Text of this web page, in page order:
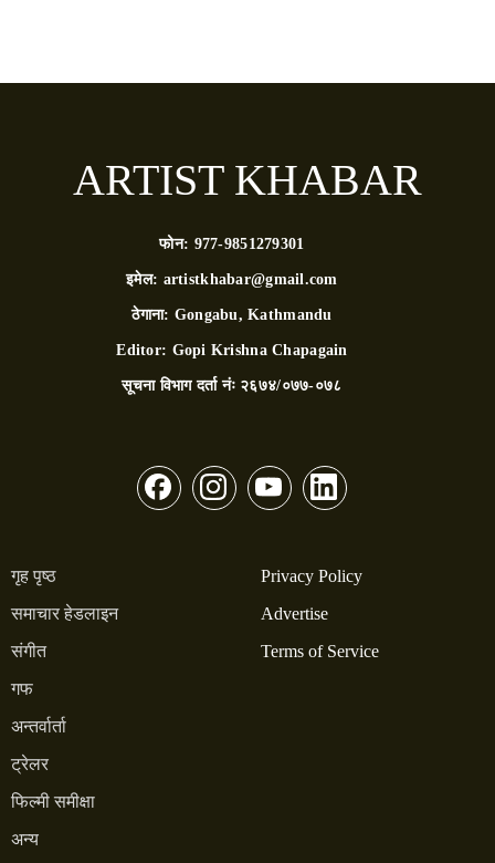
ARTIST KHABAR
फोन: 977-9851279301
इमेल: artistkhabar@gmail.com
ठेगाना: Gongabu, Kathmandu
Editor: Gopi Krishna Chapagain
सूचना विभाग दर्ता नंः २६७४/०७७-०७८
गृह पृष्ठ
समाचार हेडलाइन
संगीत
गफ
अन्तर्वार्ता
ट्रेलर
फिल्मी समीक्षा
अन्य
Privacy Policy
Advertise
Terms of Service